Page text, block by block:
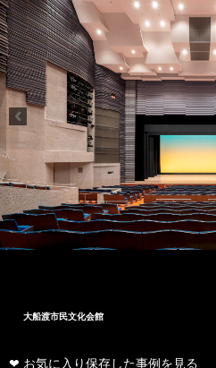
大船渡市民文化会館
❤ お気に入り保存した事例を見る